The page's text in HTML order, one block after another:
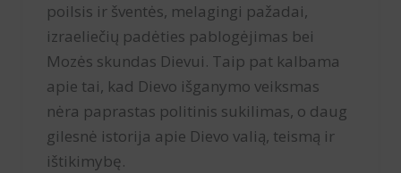
poilsis ir šventės, melagingi pažadai,
izraeliečių padėties pablogėjimas bei
Mozės skundas Dievui. Taip pat kalbama
apie tai, kad Dievo išganymo veiksmas
nėra paprastas politinis sukilimas, o daug
gilesnė istorija apie Dievo valią, teismą ir
ištikimybę.